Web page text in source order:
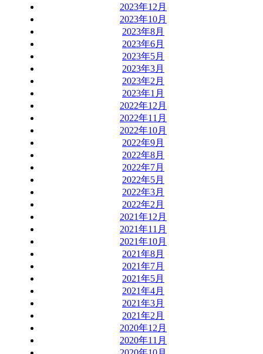
2023年12月
2023年10月
2023年8月
2023年6月
2023年5月
2023年3月
2023年2月
2023年1月
2022年12月
2022年11月
2022年10月
2022年9月
2022年8月
2022年7月
2022年5月
2022年3月
2022年2月
2021年12月
2021年11月
2021年10月
2021年8月
2021年7月
2021年5月
2021年4月
2021年3月
2021年2月
2020年12月
2020年11月